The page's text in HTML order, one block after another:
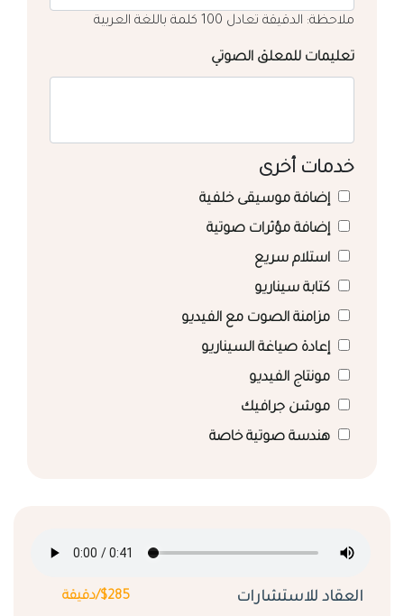
ملاحظة: الدقيقة تعادل 100 كلمة باللغة العربية
تعليمات للمعلق الصوتي
خدمات أخرى
إضافة موسيقى خلفية
إضافة مؤثرات صوتية
استلام سريع
كتابة سيناريو
مزامنة الصوت مع الفيديو
إعادة صياغة السيناريو
مونتاج الفيديو
موشن جرافيك
هندسة صوتية خاصة
العقاد للاستشارات $285/دقيقة